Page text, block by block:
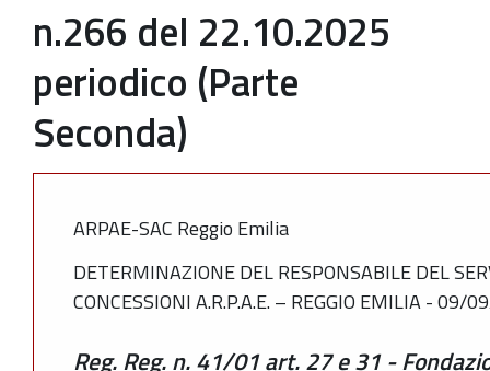
n.266 del 22.10.2025
periodico (Parte
Seconda)
ARPAE-SAC Reggio Emilia
DETERMINAZIONE DEL RESPONSABILE DEL
CONCESSIONI A.R.P.A.E. – REGGIO EMILIA - 09/
Reg. Reg. n. 41/01 art. 27 e 31 -